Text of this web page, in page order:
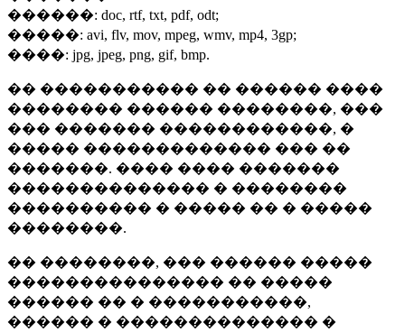
������: doc, rtf, txt, pdf, odt;
�����: avi, flv, mov, mpeg, wmv, mp4, 3gp;
����: jpg, jpeg, png, gif, bmp.
�� ����������� �� ������ ����
�������� ������ ��������, ���
��� ������� ������������, �
����� ������������� ��� ��
�������. ���� ���� �������
�������������� � ��������
���������� � ����� �� � �����
��������.
�� ��������, ��� ������ �����
��������������� �� �����
������ �� � �����������,
������ � �������������� �